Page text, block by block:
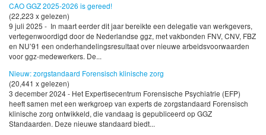
CAO GGZ 2025-2026 is gereed!
(22,223 x gelezen)
9 juli 2025 - In maart eerder dit jaar bereikte een delegatie van werkgevers,
vertegenwoordigd door de Nederlandse ggz, met vakbonden FNV, CNV, FBZ
en NU’91 een onderhandelingsresultaat over nieuwe arbeidsvoorwaarden
voor ggz-medewerkers. De...
Nieuw: zorgstandaard Forensisch klinische zorg
(20,441 x gelezen)
3 december 2024 - Het Expertisecentrum Forensische Psychiatrie (EFP)
heeft samen met een werkgroep van experts de zorgstandaard Forensisch
klinische zorg ontwikkeld, die vandaag is gepubliceerd op GGZ
Standaarden. Deze nieuwe standaard biedt...